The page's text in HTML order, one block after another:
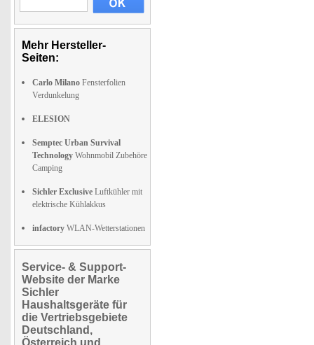
Mehr Hersteller-
Seiten:
Carlo Milano Fensterfolien
Verdunkelung
ELESION
Semptec Urban Survival
Technology Wohnmobil Zubehöre
Camping
Sichler Exclusive Luftkühler mit
elektrische Kühlakkus
infactory WLAN-Wetterstationen
Service- & Support-
Website der Marke
Sichler
Haushaltsgeräte für
die Vertriebsgebiete
Deutschland,
Österreich und